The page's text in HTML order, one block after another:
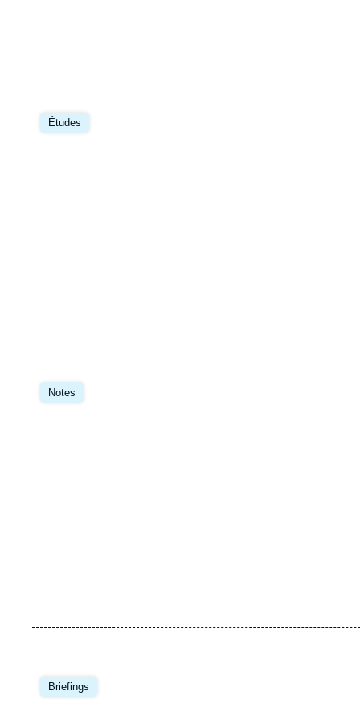
Études
Image
principale
Notes
Image
principale
Briefings
Image
principale